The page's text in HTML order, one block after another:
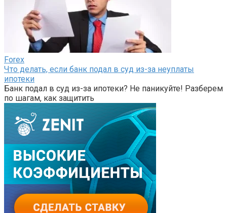
Forex
Что делать, если банк подал в суд из-за неуплаты
ипотеки
Банк подал в суд из-за ипотеки? Не паникуйте! Разберем
по шагам, как защитить